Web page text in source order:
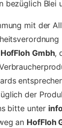
bezüglich Blei
mit der
HofFloh Gmbh,
der
bitte unter
an HofFloh